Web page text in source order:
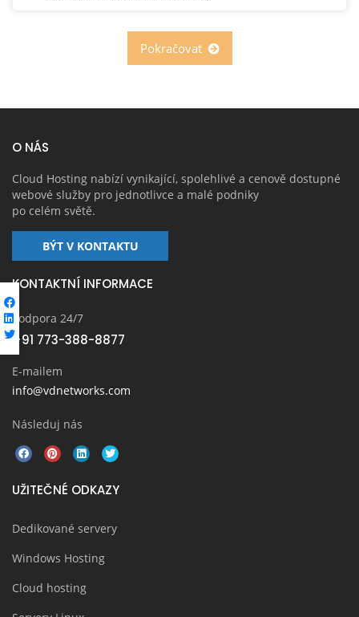
O NÁS
Cloud Hosting nabízí vynikající, spolehlivé a cenově dostupné
webové služby pro jednotlivce a malé podniky
po celém světě.
BÝT V KONTAKTU
KONTAKTNÍ INFORMACE
Podpora 24/7
+91 773-388-8877
E-mailem
info@vdnetworks.com
Následuj nás
UŽITEČNÉ ODKAZY
Dedikované servery
Windows Hosting
Cloud hosting